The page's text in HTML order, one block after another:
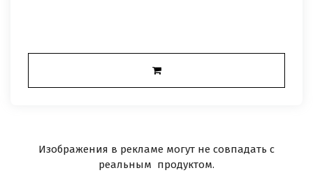
Изображения в рекламе могут не совпадать с
реальным продуктом.